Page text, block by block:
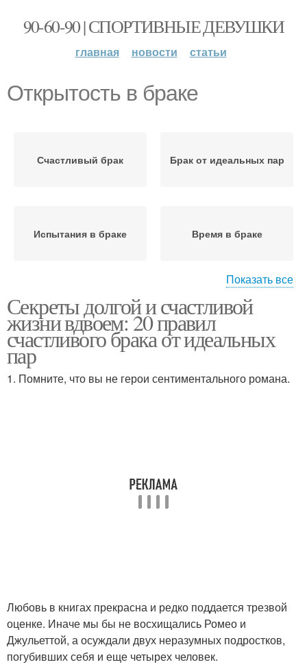
90-60-90 | СПОРТИВНЫЕ ДЕВУШКИ
главная новости статьи
Открытость в браке
Счастливый брак Брак от идеальных пар
Испытания в браке Время в браке
Успешный брак
Интересы в счастливом
браке
Романтик в браке
Показать все
Секреты долгой и счастливой
жизни вдвоем: 20 правил
счастливого брака от идеальных
пар
1. Помните, что вы не герои сентиментального романа.
Любовь в книгах прекрасна и редко поддается трезвой
оценке. Иначе мы бы не восхищались Ромео и
Джульеттой, а осуждали двух неразумных подростков,
погубивших себя и еще четырех человек.